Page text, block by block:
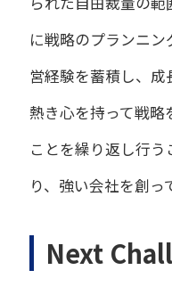
に戦略のプランニ
営経験を蓄積し、成
熱き心を持って戦略
ことを繰り返し行
り、強い会社を創っ
Next